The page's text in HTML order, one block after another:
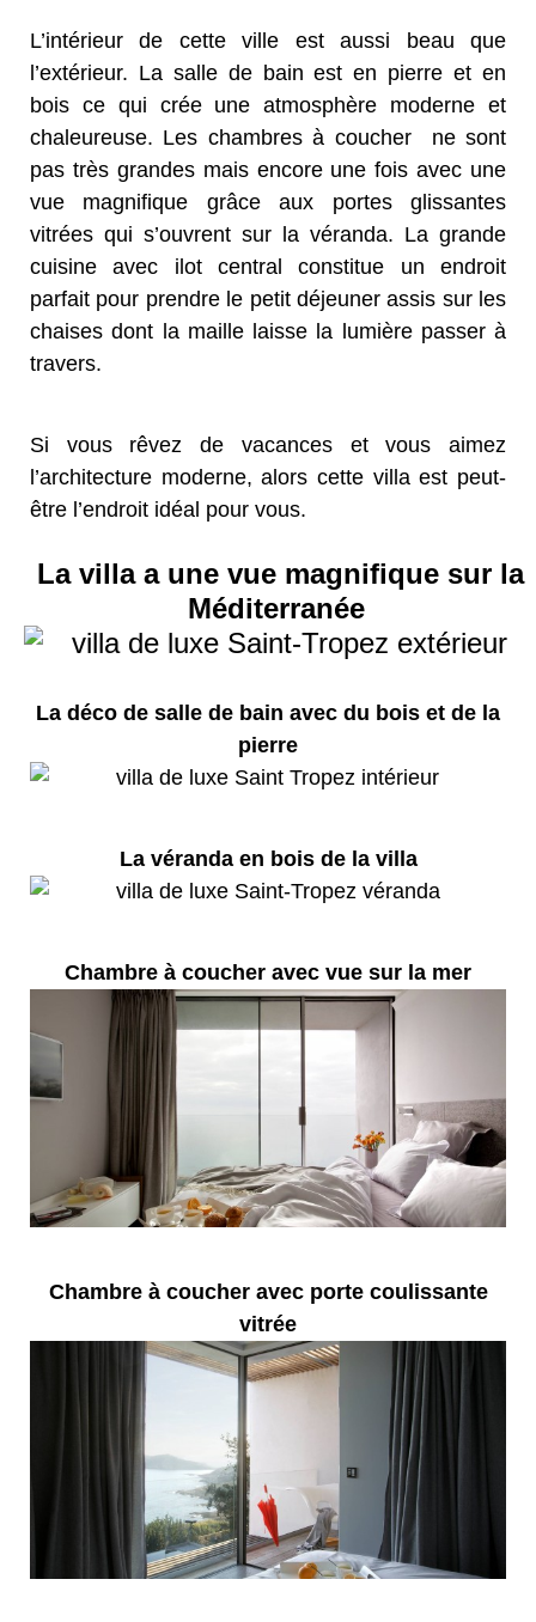
L’intérieur de cette ville est aussi beau que
l’extérieur. La salle de bain est en pierre et en
bois ce qui crée une atmosphère moderne et
chaleureuse. Les chambres à coucher
ne sont
pas très grandes mais encore une fois avec une
vue magnifique grâce aux portes glissantes
vitrées qui s’ouvrent sur la véranda. La grande
cuisine avec ilot central constitue un endroit
parfait pour prendre le petit déjeuner assis sur les
chaises dont la maille laisse la lumière passer à
travers.
Si vous rêvez de vacances et vous aimez
l’architecture moderne, alors cette villa est peut-
être l’endroit idéal pour vous.
La villa a une vue magnifique sur la
Méditerranée
La déco de salle de bain avec du bois et de la
pierre
La véranda en bois de la villa
Chambre à coucher avec vue sur la mer
Chambre à coucher avec porte coulissante
vitrée